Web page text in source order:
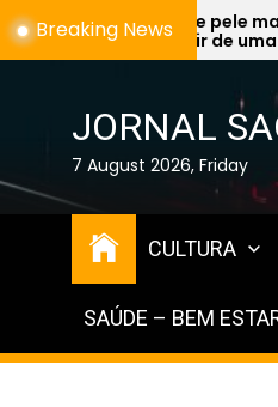
Skip
to
Breaking News
mais
uma
JORNAL
7 August 2026, Friday
CULTURA
SAÚDE – BEM